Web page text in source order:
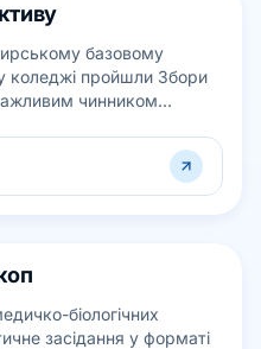
базовому
пройшли Збори
чинником
біологічних
засідання у форматі